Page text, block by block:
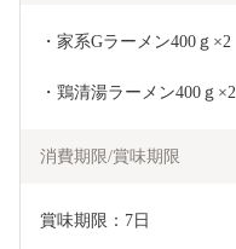
・家系Gラーメン400ｇ×2
・鶏清湯ラーメン400ｇ×2
消費期限/賞味期限
賞味期限：7日